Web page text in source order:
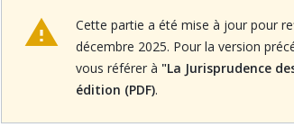
Cette partie a été mise à jour pour
décembre 2025. Pour la version
vous référer à "La Jurisprudence
édition (PDF).